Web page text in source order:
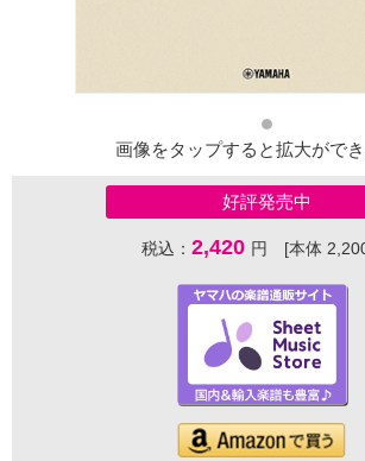
画像をタップすると拡大ができ
好評発売中
税込： 2,420 円 [本体